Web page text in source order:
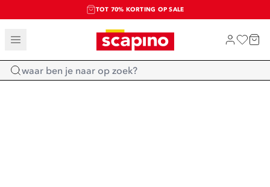
TOT 70% KORTING OP SALE
SALE: LAATSTE KANS!
SHOP NIEUW
Home